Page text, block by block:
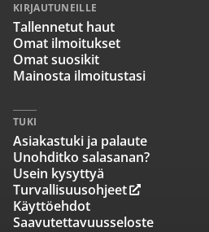
KIRJAUTUNEILLE
Tallennetut haut
Omat ilmoitukset
Omat suosikit
Mainosta ilmoitustasi
TUKI
Asiakastuki ja palaute
Unohditko salasanan?
Usein kysyttyä
Turvallisuusohjeet
Käyttöehdot
Saavutettavuusseloste